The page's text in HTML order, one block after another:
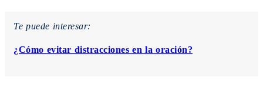
Te puede interesar:
¿Cómo evitar distracciones en la oración?